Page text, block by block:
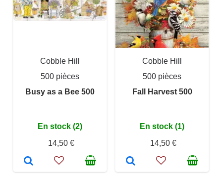
Cobble Hill
500 pièces
Busy as a Bee 500
En stock (2)
14,50 €
Cobble Hill
500 pièces
Fall Harvest 500
En stock (1)
14,50 €